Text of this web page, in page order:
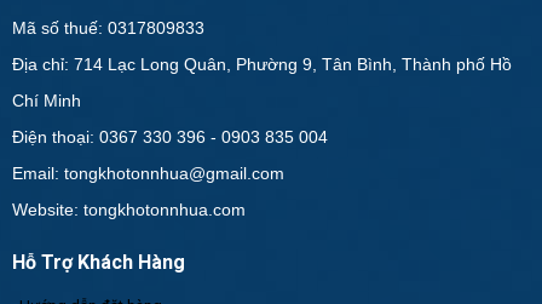
Mã số thuế: 0317809833
Địa chỉ: 714 Lạc Long Quân, Phường 9, Tân Bình, Thành phố Hồ
Chí Minh
Điện thoại: 0367 330 396 - 0903 835 004
Email: tongkhotonnhua@gmail.com
Website: tongkhotonnhua.com
Hỗ Trợ Khách Hàng